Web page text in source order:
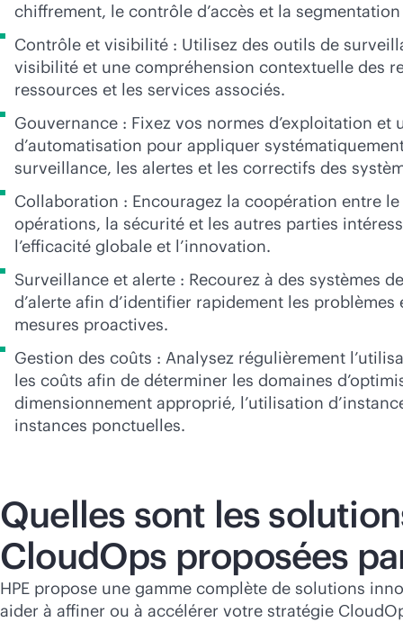
chiffrement, le contrôle d’accès et la
Contrôle et visibilité : Utilisez des outils de
visibilité et une compréhension contextuelle des
ressources et les services associés.
Gouvernance : Fixez vos normes d’exploitation et
d’automatisation pour appliquer
surveillance, les alertes et les correctifs des
Collaboration : Encouragez la coopération entre
opérations, la sécurité et les autres parties
l’efficacité globale et l’innovation.
Surveillance et alerte : Recourez à des systèmes
d’alerte afin d’identifier rapidement les problèmes
mesures proactives.
Gestion des coûts : Analysez régulièrement
les coûts afin de déterminer les domaines
dimensionnement approprié, l’utilisation
instances ponctuelles.
Quelles sont les
CloudOps proposées
HPE propose une gamme complète de solutions
aider à affiner ou à accélérer votre stratégie